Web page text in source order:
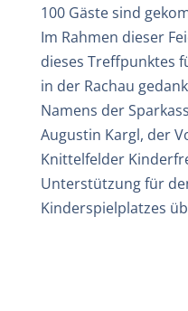
100 Gäste sind
Im Rahmen dieser
dieses Treffpunktes
in der Rachau
Namens der
Augustin Kargl, der
Knittelfelder
Unterstützung für
Kinderspielplatzes